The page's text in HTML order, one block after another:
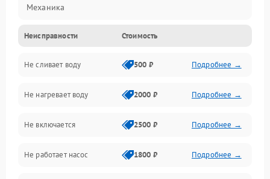
Механика
Управление
Электропитание
Датчики
Нагрев
Вода
Неисправности Стоимость
Не сливает воду 500 ₽ Подробнее →
Не нагревает воду 2000 ₽ Подробнее →
Не включается 2500 ₽ Подробнее →
Не работает насос 1800 ₽ Подробнее →